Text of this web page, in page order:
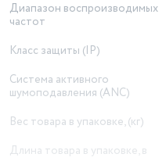
Диапазон воспроизводимых
частот
Класс защиты (IP)
Система активного
шумоподавления (ANC)
Вес товара в упаковке, (кг)
Длина товара в упаковке, в